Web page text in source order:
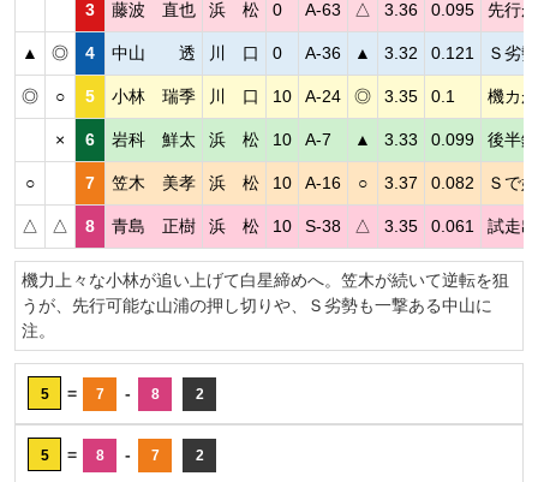
3 藤波 直也 浜 松 0 A-63 △ 3.36 0.095 先行
▲ ◎ 4 中山 透 川 口 0 A-36 ▲ 3.32 0.121 Ｓ劣
◎ ○ 5 小林 瑞季 川 口 10 A-24 ◎ 3.35 0.1 機カ
× 6 岩科 鮮太 浜 松 10 A-7 ▲ 3.33 0.099 後半
○ 7 笠木 美孝 浜 松 10 A-16 ○ 3.37 0.082 Ｓで
△ △ 8 青島 正樹 浜 松 10 S-38 △ 3.35 0.061 試走
機力上々な小林が追い上げて白星締めへ。笠木が続いて逆転を狙
うが、先行可能な山浦の押し切りや、Ｓ劣勢も一撃ある中山に
注。
5 = 7 - 8 2
5 = 8 - 7 2